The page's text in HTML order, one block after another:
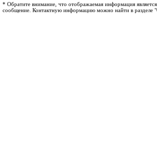
* Обратите внимание, что отображаемая информация
сообщение. Контактную информацию можно найти в разделе